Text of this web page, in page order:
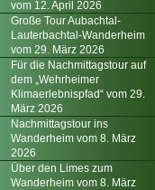
vom 12. April 2026
Große Tour Aubachtal-
Lauterbachtal-Wanderheim
vom 29. März 2026
Für die Nachmittagstour auf
dem „Wehrheimer
Klimaerlebnispfad“ vom 29.
März 2026
Nachmittagstour ins
Wanderheim vom 8. März
2026
Über den Limes zum
Wanderheim vom 8. März